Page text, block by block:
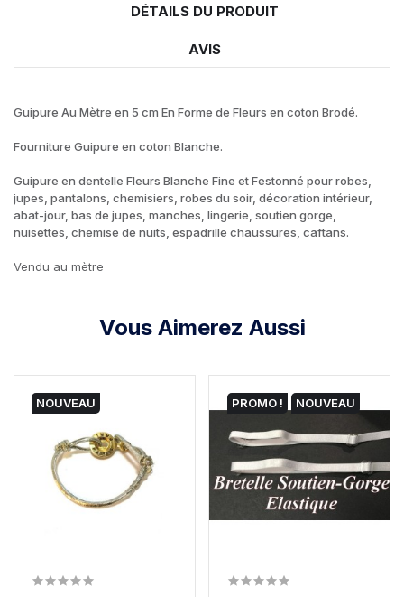
DÉTAILS DU PRODUIT
AVIS
Guipure Au Mètre en 5 cm En Forme de Fleurs en coton Brodé.
Fourniture Guipure en coton Blanche.
Guipure en dentelle Fleurs Blanche Fine et Festonné pour robes,
jupes, pantalons, chemisiers, robes du soir, décoration intérieur,
abat-jour, bas de jupes, manches, lingerie, soutien gorge,
nuisettes, chemise de nuits, espadrille chaussures, caftans.
Vendu au mètre
Vous Aimerez Aussi
NOUVEAU PROMO ! NOUVEAU